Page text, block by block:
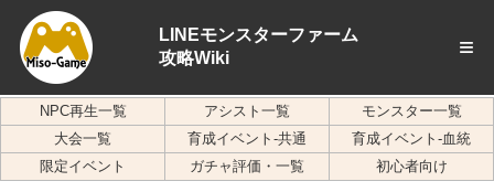
LINEモンスターファーム
攻略Wiki
≡
NPC再生一覧 アシスト一覧
モンスター一覧
大会一覧
育成イベント-共通
育成イベント-血統
限定イベント
ガチャ評価・一覧 初心者向け